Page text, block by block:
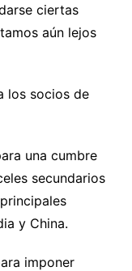
ciertas
aún lejos
los socios de
una cumbre
secundarios
y China.
imponer